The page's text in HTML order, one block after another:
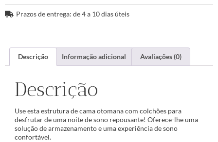
Prazos de entrega: de 4 a 10 dias úteis
Descrição Informação adicional Avaliações (0)
Descrição
Use esta estrutura de cama otomana com colchões para
desfrutar de uma noite de sono repousante! Oferece-lhe uma
solução de armazenamento e uma experiência de sono
confortável.